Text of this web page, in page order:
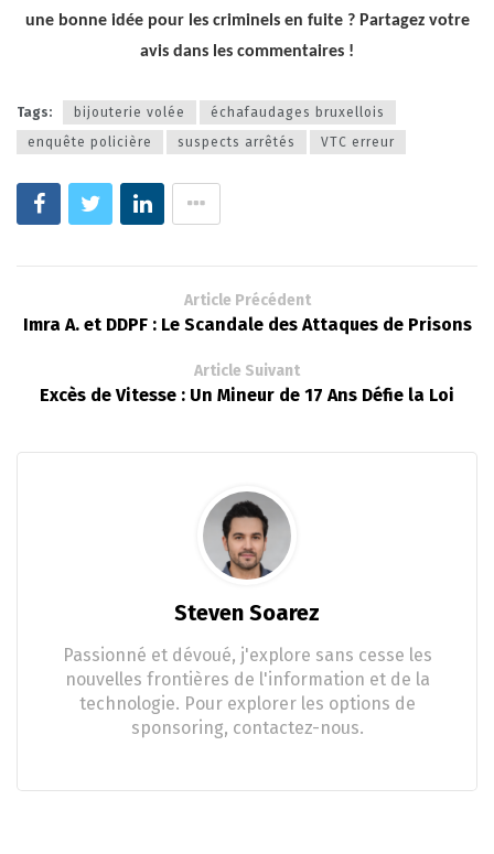
une bonne idée pour les criminels en fuite ? Partagez votre
avis dans les commentaires !
Tags: bijouterie volée
échafaudages bruxellois
enquête policière
suspects arrêtés VTC erreur
Article Précédent
Imra A. et DDPF : Le Scandale des Attaques de Prisons
Article Suivant
Excès de Vitesse : Un Mineur de 17 Ans Défie la Loi
Steven Soarez
Passionné et dévoué, j'explore sans cesse les
nouvelles frontières de l'information et de la
technologie. Pour explorer les options de
sponsoring, contactez-nous.